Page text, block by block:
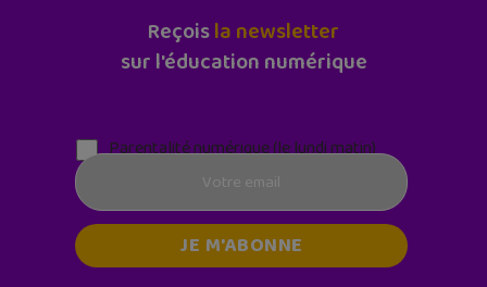
Reçoisla newsletter
sur l'éducation numérique
Parentalité numérique (le lundi matin)